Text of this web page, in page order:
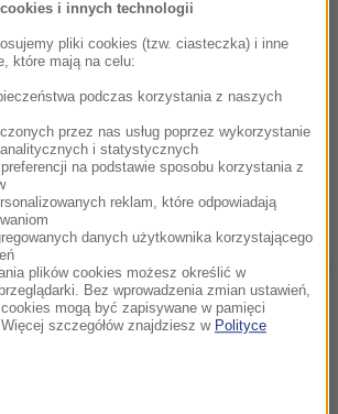
są od razu widoczne i ze szkodą
je do pewnego stopnia
długo. Dla klubu to konkretne straty
że gracze po wstrzasnieniu
ulegają potem kontuzjom aparatu
dlaczego- mówi pierwsza
DuBose z University of
badania pokazały, że
i innych technologii
pliki cookies (tzw. ciasteczka) i inne
które mają na celu:
podczas korzystania z naszych
przez nas usług poprzez wykorzystanie
i statystycznych
na podstawie sposobu korzystania z
reklam, które odpowiadają
danych użytkownika korzystającego
plików cookies możesz określić w
Bez wprowadzenia zmian ustawień,
mogą być zapisywane w pamięci
Więcej szczegółów znajdziesz w Polityce